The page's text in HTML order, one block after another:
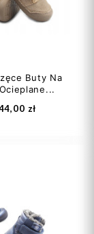
Buty Na
zł
21